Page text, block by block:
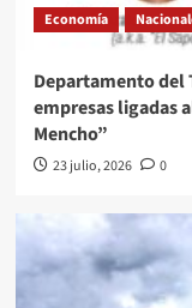
Economía
Departamento del
empresas ligadas
Mencho”
23 julio, 2026 0